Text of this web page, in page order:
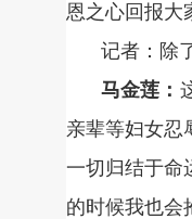
恩之心回报大
记者：除
马金莲：
亲辈等妇女忍
一切归结于命
的时候我也会